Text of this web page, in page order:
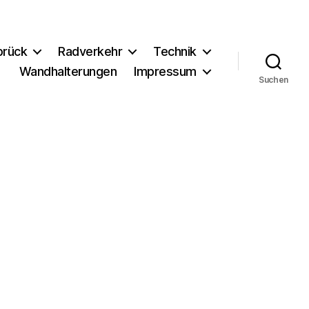
Radverkehr
Technik
Wandhalterungen
Impressum
Suchen